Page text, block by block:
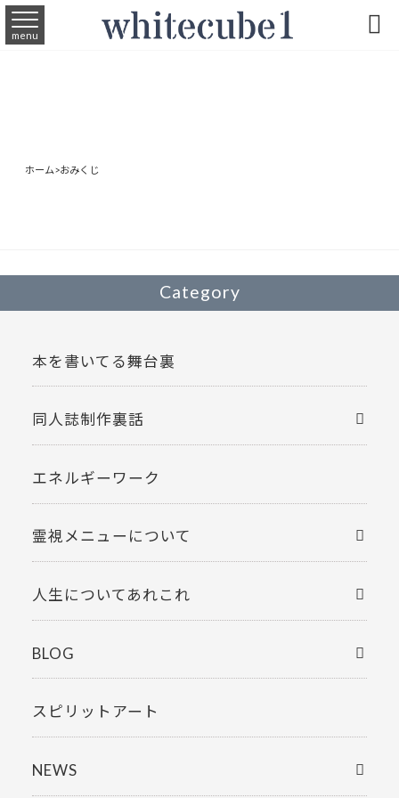
menu 
ホーム>おみくじ
Category
本を書いてる舞台裏
同人誌制作裏話
エネルギーワーク
霊視メニューについて
人生についてあれこれ
BLOG
スピリットアート
NEWS